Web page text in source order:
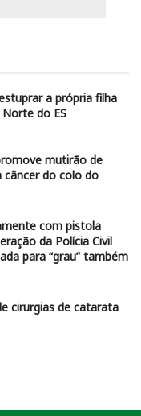
a própria filha
do ES
mutirão de
do colo do
com pistola
da Polícia Civil
para “grau” também
cirurgias de catarata